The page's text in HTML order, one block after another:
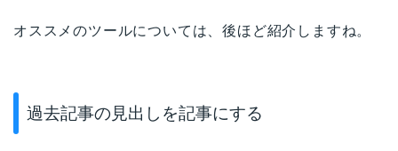
オススメのツールについては、後ほど紹介しますね。
過去記事の見出しを記事にする